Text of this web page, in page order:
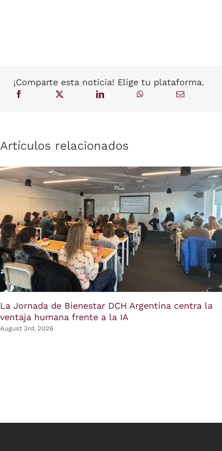
¡Comparte esta noticia! Elige tu plataforma.
Artículos relacionados
La Jornada de Bienestar DCH Argentina centra la
ventaja humana frente a la IA
August 3rd, 2026